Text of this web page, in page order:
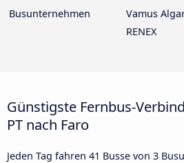
Busunternehmen
Vamus
RENEX
Günstigste Fernbus-
PT nach Faro
Jeden Tag fahren 41 Busse von 3